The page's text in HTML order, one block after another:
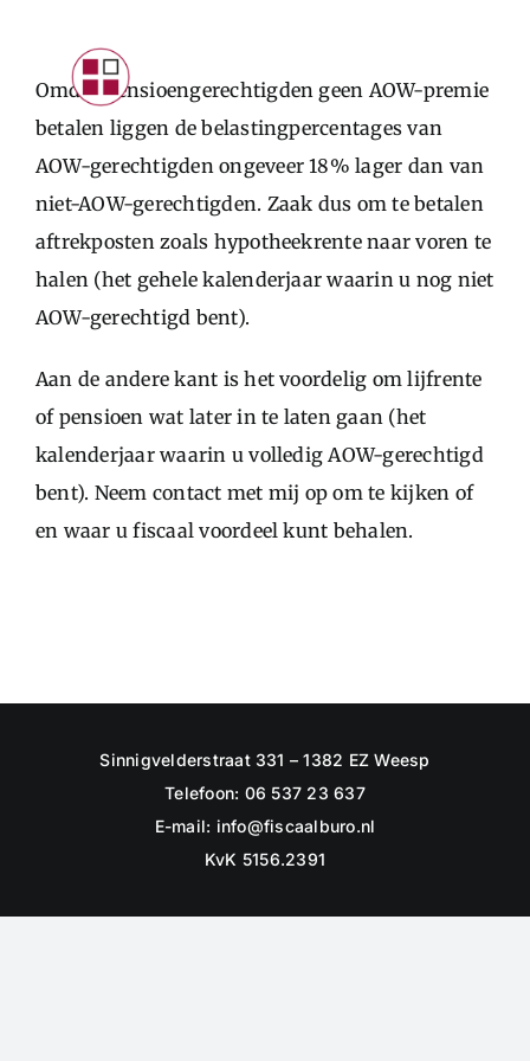
content
Toggle
PARTICULIEREN
STARTERS
ONDERNEMERS
CONTACTFORMULIER
LOGIN KLANTEN
Omdat pensioengerechtigden geen AOW-premie
betalen liggen de belastingpercentages van
AOW-gerechtigden ongeveer 18% lager dan van
niet-AOW-gerechtigden. Zaak dus om te betalen
aftrekposten zoals hypotheekrente naar voren te
halen (het gehele kalenderjaar waarin u nog niet
AOW-gerechtigd bent).
Aan de andere kant is het voordelig om lijfrente
of pensioen wat later in te laten gaan (het
kalenderjaar waarin u volledig AOW-gerechtigd
bent). Neem contact met mij op om te kijken of
en waar u fiscaal voordeel kunt behalen.
Sinnigvelderstraat 331 – 1382 EZ Weesp
Telefoon: 06 537 23 637
E-mail: info@fiscaalburo.nl
KvK 5156.2391